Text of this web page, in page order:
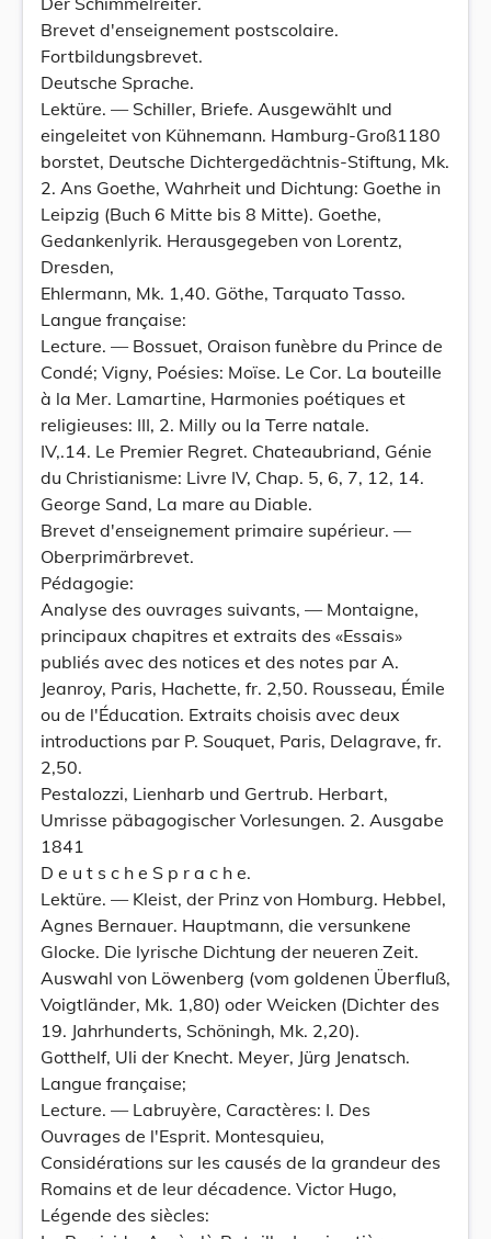
Brevet d'enseignement postscolaire.
Fortbildungsbrevet.
Deutsche Sprache.
Lektüre. — Schiller, Briefe. Ausgewählt und
eingeleitet von Kühnemann. Hamburg-Groß1180
borstet, Deutsche Dichtergedächtnis-Stiftung, Mk.
2. Ans Goethe, Wahrheit und Dichtung: Goethe in
Leipzig (Buch 6 Mitte bis 8 Mitte). Goethe,
Gedankenlyrik. Herausgegeben von Lorentz,
Dresden,
Ehlermann, Mk. 1,40. Göthe, Tarquato Tasso.
Langue française:
Lecture. — Bossuet, Oraison funèbre du Prince de
Condé; Vigny, Poésies: Moïse. Le Cor. La bouteille
à la Mer. Lamartine, Harmonies poétiques et
religieuses: III, 2. Milly ou la Terre natale.
IV,.14. Le Premier Regret. Chateaubriand, Génie
du Christianisme: Livre IV, Chap. 5, 6, 7, 12, 14.
George Sand, La mare au Diable.
Brevet d'enseignement primaire supérieur. —
Oberprimärbrevet.
Pédagogie:
Analyse des ouvrages suivants, — Montaigne,
principaux chapitres et extraits des «Essais»
publiés avec des notices et des notes par A.
Jeanroy, Paris, Hachette, fr. 2,50. Rousseau, Émile
ou de l'Éducation. Extraits choisis avec deux
introductions par P. Souquet, Paris, Delagrave, fr.
2,50.
Pestalozzi, Lienharb und Gertrub. Herbart,
Umrisse päbagogischer Vorlesungen. 2. Ausgabe
1841
D e u t s c h e S p r a c h e.
Lektüre. — Kleist, der Prinz von Homburg. Hebbel,
Agnes Bernauer. Hauptmann, die versunkene
Glocke. Die lyrische Dichtung der neueren Zeit.
Auswahl von Löwenberg (vom goldenen Überfluß,
Voigtländer, Mk. 1,80) oder Weicken (Dichter des
19. Jahrhunderts, Schöningh, Mk. 2,20).
Gotthelf, Uli der Knecht. Meyer, Jürg Jenatsch.
Langue française;
Lecture. — Labruyère, Caractères: I. Des
Ouvrages de l'Esprit. Montesquieu,
Considérations sur les causés de la grandeur des
Romains et de leur décadence. Victor Hugo,
Légende des siècles: